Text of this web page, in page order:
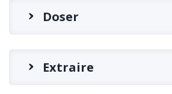
Doser
Extraire